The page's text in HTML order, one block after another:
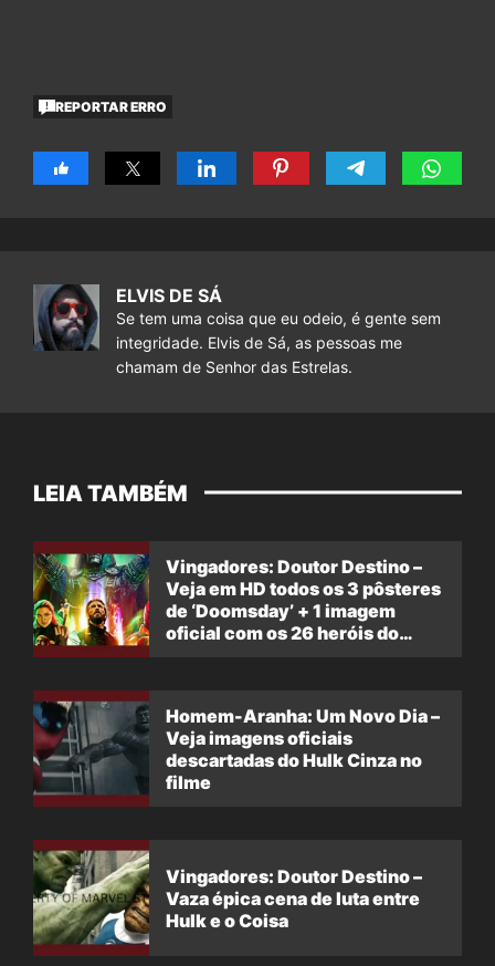
REPORTAR ERRO
ELVIS DE SÁ
Se tem uma coisa que eu odeio, é gente sem
integridade. Elvis de Sá, as pessoas me
chamam de Senhor das Estrelas.
LEIA TAMBÉM
Vingadores: Doutor Destino –
Veja em HD todos os 3 pôsteres
de ‘Doomsday’ + 1 imagem
oficial com os 26 heróis do
Homem-Aranha: Um Novo Dia –
Veja imagens oficiais
descartadas do Hulk Cinza no
filme
Vingadores: Doutor Destino –
Vaza épica cena de luta entre
Hulk e o Coisa